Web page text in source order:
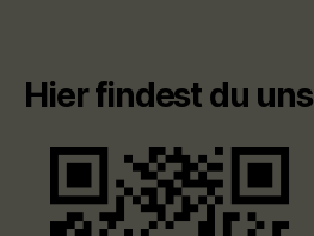
Hier findest du uns